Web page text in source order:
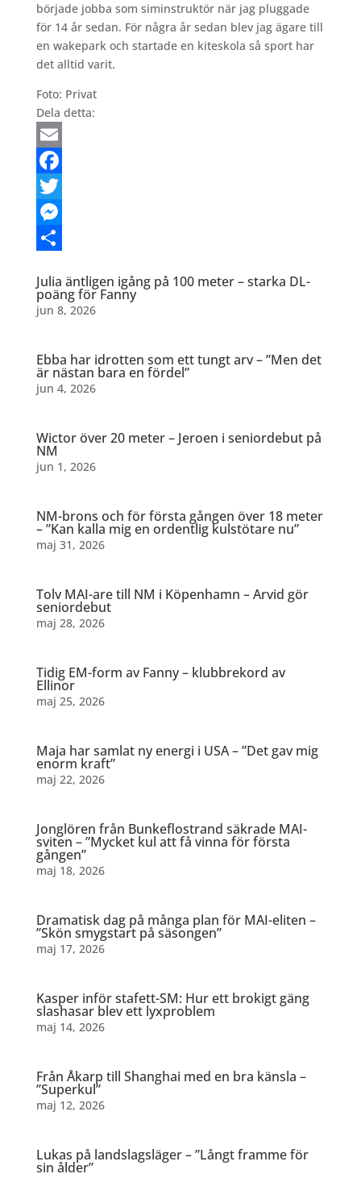
började jobba som siminstruktör när jag pluggade
för 14 år sedan. För några år sedan blev jag ägare till
en wakepark och startade en kiteskola så sport har
det alltid varit.
Foto: Privat
Dela detta:
Email
Facebook
Twitter
Messenger
Julia äntligen igång på 100 meter – starka DL-
poäng för Fanny
jun 8, 2026
Ebba har idrotten som ett tungt arv – ”Men det
är nästan bara en fördel”
jun 4, 2026
Wictor över 20 meter – Jeroen i seniordebut på
NM
jun 1, 2026
NM-brons och för första gången över 18 meter
– ”Kan kalla mig en ordentlig kulstötare nu”
maj 31, 2026
Tolv MAI-are till NM i Köpenhamn – Arvid gör
seniordebut
maj 28, 2026
Tidig EM-form av Fanny – klubbrekord av
Ellinor
maj 25, 2026
Maja har samlat ny energi i USA – ”Det gav mig
enorm kraft”
maj 22, 2026
Jonglören från Bunkeflostrand säkrade MAI-
sviten – ”Mycket kul att få vinna för första
gången”
maj 18, 2026
Dramatisk dag på många plan för MAI-eliten –
”Skön smygstart på säsongen”
maj 17, 2026
Kasper inför stafett-SM: Hur ett brokigt gäng
slashasar blev ett lyxproblem
maj 14, 2026
Från Åkarp till Shanghai med en bra känsla –
”Superkul”
maj 12, 2026
Lukas på landslagsläger – ”Långt framme för
sin ålder”